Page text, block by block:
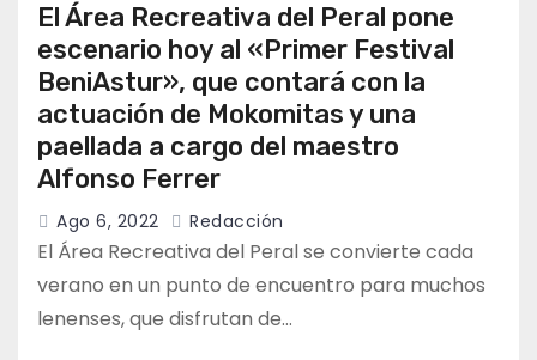
El Área Recreativa del Peral pone
escenario hoy al «Primer Festival
BeniAstur», que contará con la
actuación de Mokomitas y una
paellada a cargo del maestro
Alfonso Ferrer
Ago 6, 2022 Redacción
El Área Recreativa del Peral se convierte cada
verano en un punto de encuentro para muchos
lenenses, que disfrutan de…